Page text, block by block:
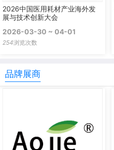
2026中国医用耗材产业海外发
展与技术创新大会
2026-03-30 ~ 04-01
254浏览次数
品牌展商